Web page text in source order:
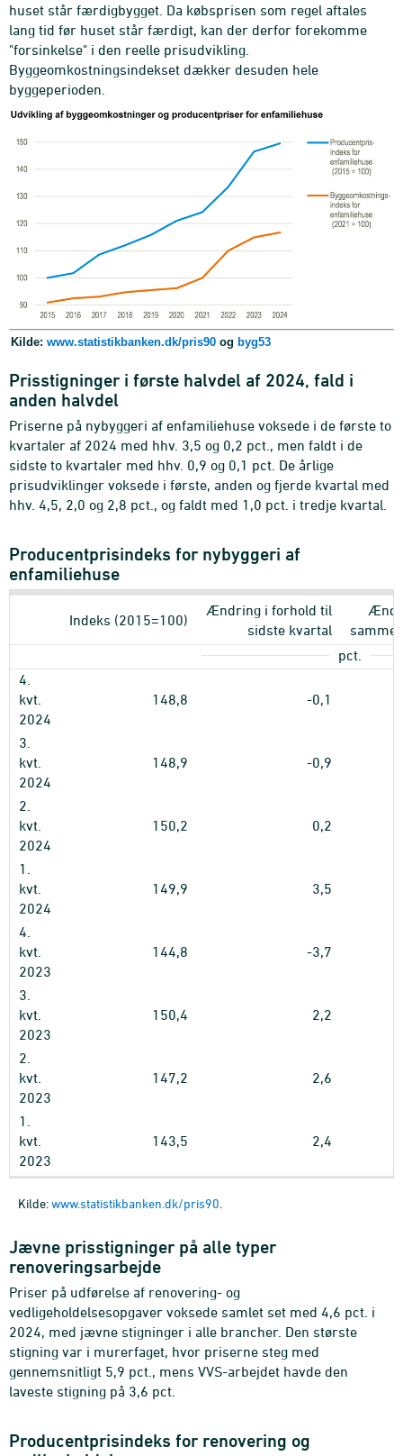
huset står færdigbygget. Da købsprisen som regel aftales
lang tid før huset står færdigt, kan der derfor forekomme
"forsinkelse" i den reelle prisudvikling.
Byggeomkostningsindekset dækker desuden hele
byggeperioden.
Kilde: www.statistikbanken.dk/pris90 og byg53
Prisstigninger i første halvdel af 2024, fald i
anden halvdel
Priserne på nybyggeri af enfamiliehuse voksede i de første to
kvartaler af 2024 med hhv. 3,5 og 0,2 pct., men faldt i de
sidste to kvartaler med hhv. 0,9 og 0,1 pct. De årlige
prisudviklinger voksede i første, anden og fjerde kvartal med
hhv. 4,5, 2,0 og 2,8 pct., og faldt med 1,0 pct. i tredje kvartal.
Producentprisindeks for nybyggeri af
enfamiliehuse
Indeks (2015=100)
Ændring i forhold til
sidste kvartal
samme
pct.
4.
kvt.
2024
148,8 -0,1
3.
kvt.
2024
148,9 -0,9
2.
kvt.
2024
150,2 0,2
1.
kvt.
2024
149,9 3,5
4.
kvt.
2023
144,8 -3,7
3.
kvt.
2023
150,4 2,2
2.
kvt.
2023
147,2 2,6
1.
kvt.
2023
143,5 2,4
Kilde:www.statistikbanken.dk/pris90
Jævne prisstigninger på alle typer
renoveringsarbejde
Priser på udførelse af renovering- og
vedligeholdelsesopgaver voksede samlet set med 4,6 pct. i
2024, med jævne stigninger i alle brancher. Den største
stigning var i murerfaget, hvor priserne steg med
gennemsnitligt 5,9 pct., mens VVS-arbejdet havde den
laveste stigning på 3,6 pct.
Producentprisindeks for renovering og